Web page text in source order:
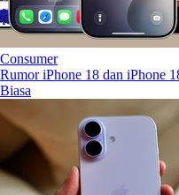
Consumer
Rumor iPhone 18 dan iPhone
Biasa